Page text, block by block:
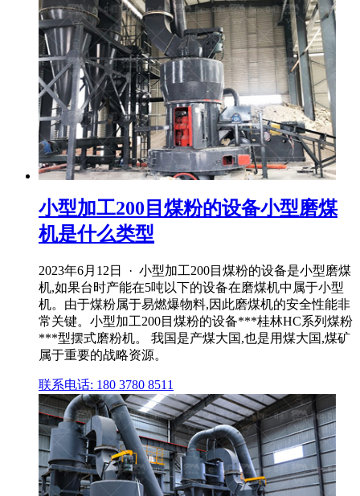
小型加工200目煤粉的设备小型磨煤
机是什么类型
2023年6月12日 · 小型加工200目煤粉的设备是小型磨煤
机,如果台时产能在5吨以下的设备在磨煤机中属于小型
机。由于煤粉属于易燃爆物料,因此磨煤机的安全性能非
常关键。小型加工200目煤粉的设备***桂林HC系列煤粉
***型摆式磨粉机。 我国是产煤大国,也是用煤大国,煤矿
属于重要的战略资源。
联系电话: 180 3780 8511